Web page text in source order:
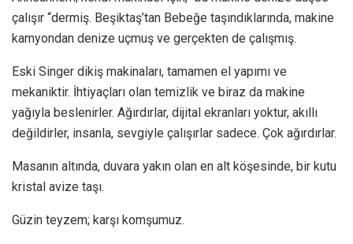
çalışır “dermiş. Beşiktaş’tan Bebeğe taşındıklarında, makine
kamyondan denize uçmuş ve gerçekten de çalışmış.
Eski Singer dikiş makinaları, tamamen el yapımı ve
mekaniktir. İhtiyaçları olan temizlik ve biraz da makine
yağıyla beslenirler. Ağırdırlar, dijital ekranları yoktur, akıllı
değildirler, insanla, sevgiyle çalışırlar sadece. Çok ağırdırlar.
Masanın altında, duvara yakın olan en alt köşesinde, bir kutu
kristal avize taşı.
Güzin teyzem; karşı komşumuz.